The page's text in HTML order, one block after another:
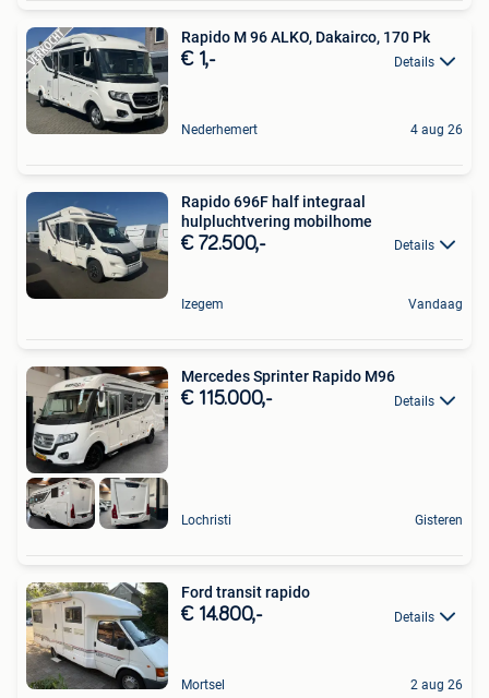
Rapido M 96 ALKO, Dakairco, 170 Pk
€ 1,- Details
Nederhemert 4 aug 26
Rapido 696F half integraal
hulpluchtvering mobilhome
€ 72.500,- Details
Izegem Vandaag
Mercedes Sprinter Rapido M96
€ 115.000,- Details
Lochristi Gisteren
Ford transit rapido
€ 14.800,- Details
Mortsel 2 aug 26